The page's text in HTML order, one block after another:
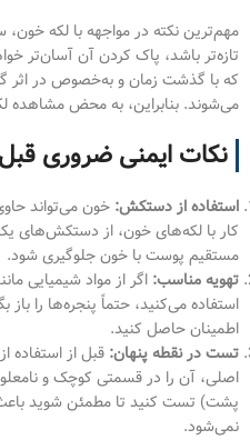
مهم‌ترین نکته در مواجهه با لکه
تازه‌تر باشد، پاک کردن آن آسان‌تر
که با گذشت زمان و به‌خصوص در اثر
می‌شوند. بنابراین، به محض مشاهده
نکات ایمنی ضروری
استفاده از دستکش: خون می‌تواند
کار با لکه‌های خون، از دستکش‌های
مستقیم پوست با خون جلوگیری شود.
تهویه مناسب: اگر از مواد شیمیایی
استفاده می‌کنید، حتماً پنجره‌ها را باز
اطمینان حاصل کنید.
تست در نقطه پنهان: قبل از استفاده
اصلی، آن را در قسمتی کوچک و
پشت) تست کنید تا مطمئن شوید باعث
نمی‌شود.